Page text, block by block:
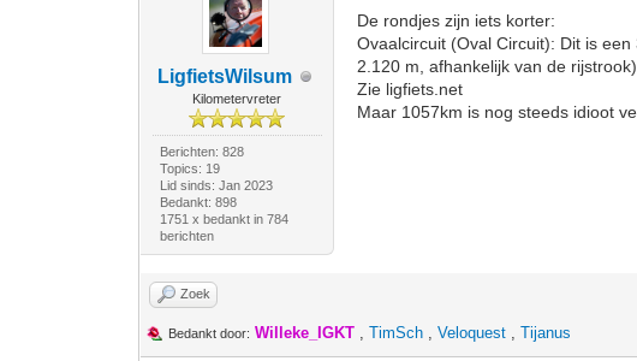
LigfietsWilsum
Kilometervreter
Berichten: 828
Topics: 19
Lid sinds: Jan 2023
Bedankt: 898
1751 x bedankt in 784
berichten
De rondjes zijn iets korter:
Ovaalcircuit (Oval Circuit): Dit is
2.120 m, afhankelijk van de
Zie ligfiets.net
Maar 1057km is nog steeds idioot
Zoek
Bedankt door: Willeke_IGKT ,TimSch ,Veloquest ,Tijanus